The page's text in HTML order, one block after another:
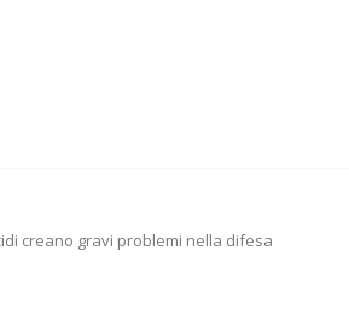
creano gravi problemi nella difesa